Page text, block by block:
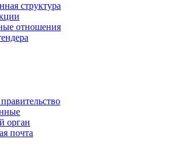
структура
отношения
орган
почта